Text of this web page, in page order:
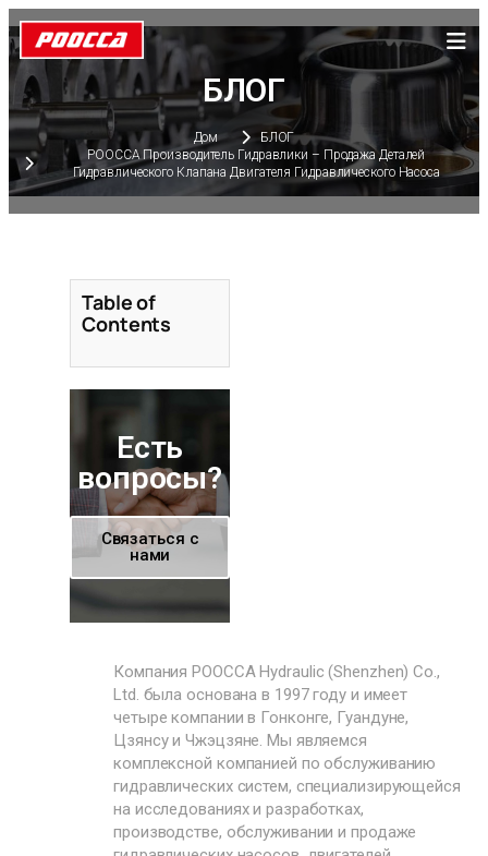
БЛОГ
Дом
БЛОГ
POOCCA Производитель Гидравлики – Продажа Деталей
Гидравлического Клапана Двигателя Гидравлического Насоса
Table of
Contents
Есть
вопросы?
Связаться с
нами
Компания POOCCA Hydraulic (Shenzhen) Co.,
Ltd. была основана в 1997 году и имеет
четыре компании в Гонконге, Гуандуне,
Цзянсу и Чжэцзяне. Мы являемся
комплексной компанией по обслуживанию
гидравлических систем, специализирующейся
на исследованиях и разработках,
производстве, обслуживании и продаже